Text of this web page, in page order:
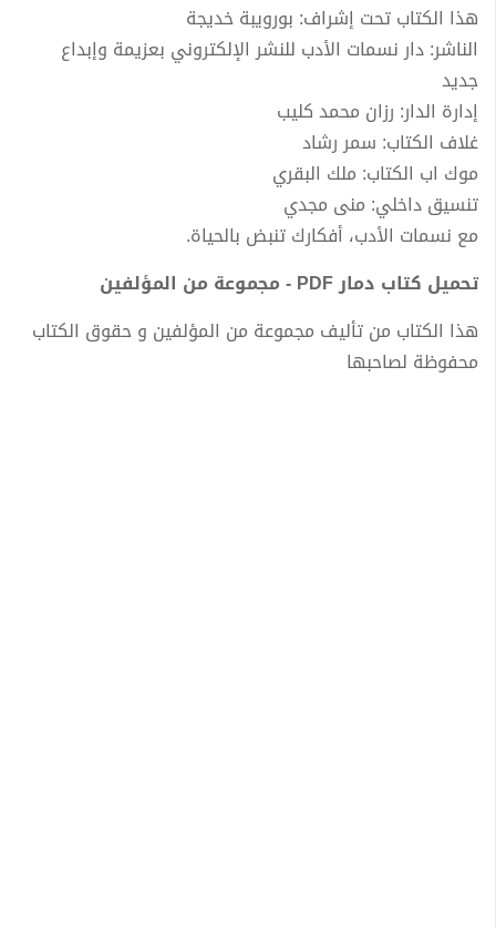
هذا الكتاب تحت إشراف: بورويبة خديجة
الناشر: دار نسمات الأدب للنشر الإلكتروني بعزيمة وإبداع
جديد
إدارة الدار: رزان محمد كليب
غلاف الكتاب: سمر رشاد
موك اب الكتاب: ملك البقري
تنسيق داخلي: منى مجدي
مع نسمات الأدب، أفكارك تنبض بالحياة.
تحميل كتاب دمار PDF - مجموعة من المؤلفين
هذا الكتاب من تأليف مجموعة من المؤلفين و حقوق الكتاب
محفوظة لصاحبها